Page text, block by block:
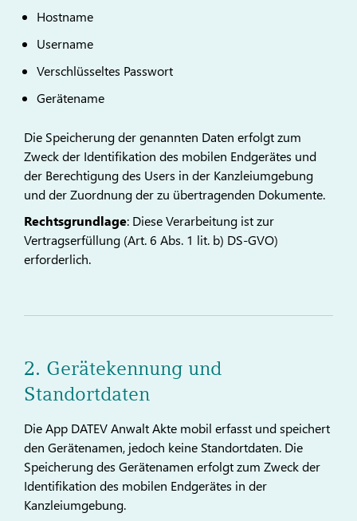
Hostname
Username
Verschlüsseltes Passwort
Gerätename
Die Speicherung der genannten Daten erfolgt zum
Zweck der Identifikation des mobilen Endgerätes und
der Berechtigung des Users in der Kanzleiumgebung
und der Zuordnung der zu übertragenden Dokumente.
Rechtsgrundlage: Diese Verarbeitung ist zur
Vertragserfüllung (Art. 6 Abs. 1 lit. b) DS-GVO)
erforderlich.
2. Gerätekennung und
Standortdaten
Die App DATEV Anwalt Akte mobil erfasst und speichert
den Gerätenamen, jedoch keine Standortdaten. Die
Speicherung des Gerätenamen erfolgt zum Zweck der
Identifikation des mobilen Endgerätes in der
Kanzleiumgebung.